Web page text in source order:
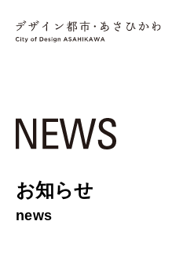
お知らせ
news